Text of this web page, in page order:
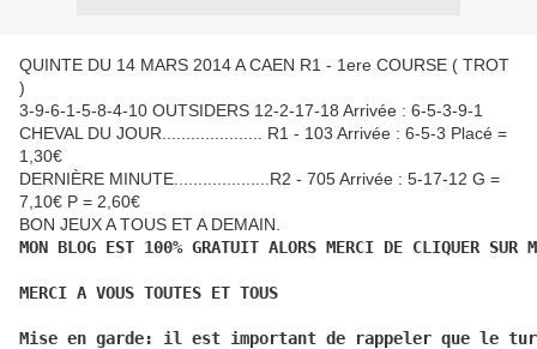
QUINTE DU 14 MARS 2014 A CAEN R1 - 1ere COURSE ( TROT
)
3-9-6-1-5-8-4-10 OUTSIDERS 12-2-17-18 Arrivée : 6-5-3-9-1
CHEVAL DU JOUR..................... R1 - 103 Arrivée : 6-5-3 Placé =
1,30€
DERNIÈRE MINUTE....................R2 - 705 Arrivée : 5-17-12 G =
7,10€ P = 2,60€
BON JEUX A TOUS ET A DEMAIN.
MON BLOG EST 100% GRATUIT ALORS MERCI DE CLIQUER
MERCI A VOUS TOUTES ET TOUS
Mise en garde: il est important de rappeler que le